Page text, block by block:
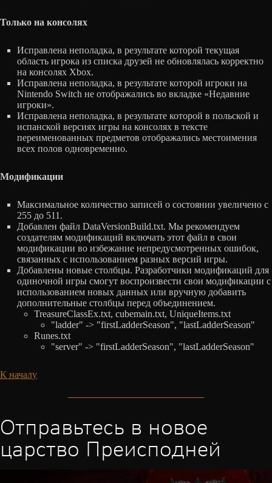
Только на консолях
Исправлена неполадка, в результате которой текущая
область игрока из списка друзей не обновлялась корректно
на консолях Xbox.
Исправлена неполадка, в результате которой игроки на
Nintendo Switch не отображались во вкладке «Недавние
игроки».
Исправлена неполадка, в результате которой в польской и
испанской версиях игры на консолях в тексте
переименованных предметов отображались местоимения
всех полов одновременно.
Модификации
Максимальное количество записей о состоянии увеличено с
255 до 511.
Добавлен файл DataVersionBuild.txt. Мы рекомендуем
создателям модификаций включать этот файл в свои
модификации во избежание непредусмотренных ошибок,
связанных с использованием разных версий игры.
Добавлены новые столбцы. Разработчики модификаций для
одиночной игры смогут воспроизвести свои модификации с
использованием новых данных или вручную добавить
дополнительные столбцы перед объединением.
TreasureClassEx.txt, cubemain.txt, UniqueItems.txt
"ladder" -> "firstLadderSeason", "lastLadderSeason"
Runes.txt
"server" -> "firstLadderSeason", "lastLadderSeason"
К началу
Отправьтесь в новое
царство Преисподней